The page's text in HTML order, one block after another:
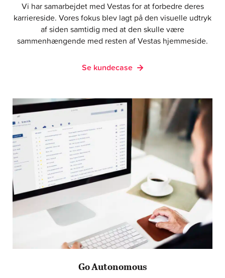
Vi har samarbejdet med Vestas for at forbedre deres
karriereside. Vores fokus blev lagt på den visuelle udtryk
af siden samtidig med at den skulle være
sammenhængende med resten af Vestas hjemmeside.
Se kundecase
Go Autonomous